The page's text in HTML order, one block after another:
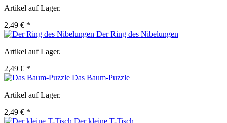
Artikel auf Lager.
2,49 € *
Der Ring des Nibelungen
Artikel auf Lager.
2,49 € *
Das Baum-Puzzle
Artikel auf Lager.
2,49 € *